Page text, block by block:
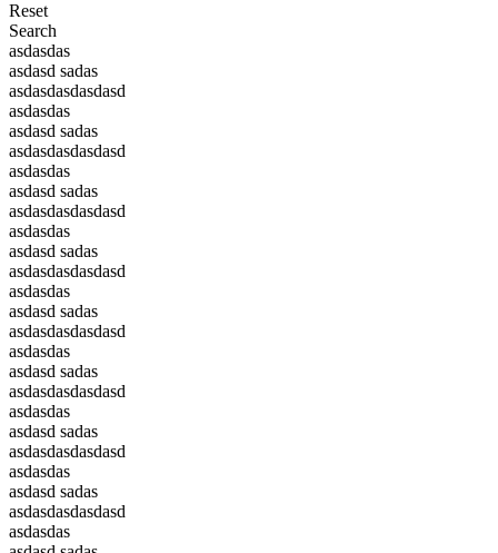
Reset
Search
asdasdas
asdasd sadas
asdasdasdasdasd
asdasdas
asdasd sadas
asdasdasdasdasd
asdasdas
asdasd sadas
asdasdasdasdasd
asdasdas
asdasd sadas
asdasdasdasdasd
asdasdas
asdasd sadas
asdasdasdasdasd
asdasdas
asdasd sadas
asdasdasdasdasd
asdasdas
asdasd sadas
asdasdasdasdasd
asdasdas
asdasd sadas
asdasdasdasdasd
asdasdas